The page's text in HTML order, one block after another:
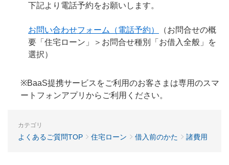
下記より電話予約をお願いします。
お問い合わせフォーム（電話予約）
（お問合せの概
要「住宅ローン」＞お問合せ種別「お借入全般」を
選択）
※BaaS提携サービスをご利用のお客さまは専用のスマ
ートフォンアプリからご利用ください。
カテゴリ
よくあるご質問TOP 住宅ローン 借入前のかた 諸費用